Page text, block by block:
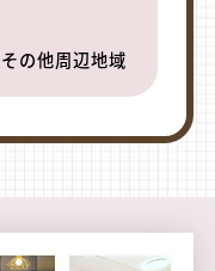
の他周辺地域